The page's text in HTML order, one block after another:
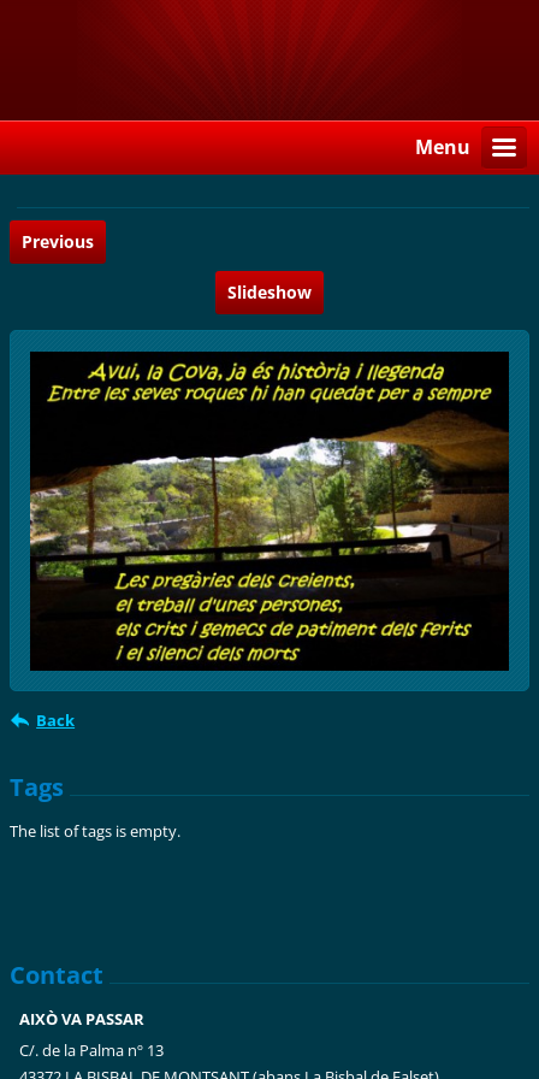
Menu
Previous
Slideshow
Back
Tags
The list of tags is empty.
Contact
AIXÒ VA PASSAR
C/. de la Palma nº 13